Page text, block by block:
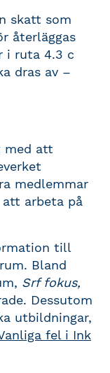
skatt som
återläggas
i ruta 4.3 c
dras av –
med att
medlemmar
arbeta på
till
Bland
Srf fokus,
Dessutom
utbildningar,
fel i Ink